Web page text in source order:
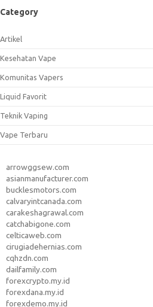
Category
Artikel
Kesehatan Vape
Komunitas Vapers
Liquid Favorit
Teknik Vaping
Vape Terbaru
arrowggsew.com
asianmanufacturer.com
bucklesmotors.com
calvaryintcanada.com
carakeshagrawal.com
catchabigone.com
celticaweb.com
cirugiadehernias.com
cqhzdn.com
dailfamily.com
forexcrypto.my.id
forexdana.my.id
forexdemo.my.id